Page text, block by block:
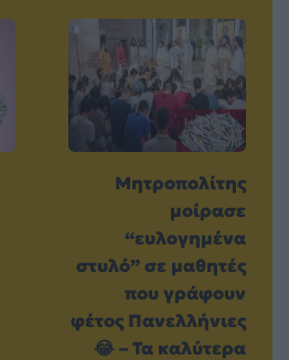
Μητροπολίτης
μοίρασε
“ευλογημένα
στυλό” σε μαθητές
που γράφουν
φέτος Πανελλήνιες
😂 – Τα καλύτερα